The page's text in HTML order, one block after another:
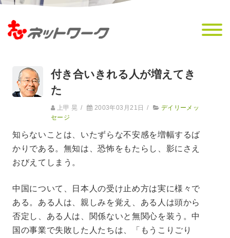
付き合いきれる人が増えてき
た
上甲 晃 / 2003年03月21日 /
デイリーメッ
セージ
知らないことは、いたずらな不安感を増幅するば
かりである。無知は、恐怖をもたらし、影にさえ
おびえてしまう。
中国について、日本人の受け止め方は実に様々で
ある。ある人は、親しみを覚え、ある人は頭から
否定し、ある人は、関係ないと無関心を装う。中
国の事業で失敗した人たちは、「もうこりごり